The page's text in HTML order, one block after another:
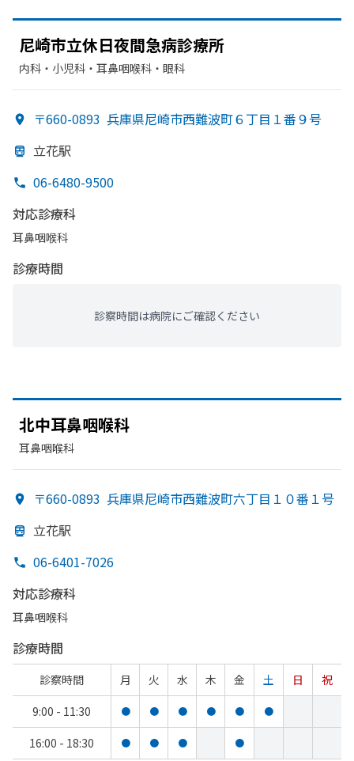
尼崎市立休日夜間急病診療所
内科・​小児科・​耳鼻咽喉科・​眼科
〒660-0893 兵庫県尼崎市西難波町６丁目１番９号
立花駅
06-6480-9500
対応診療科
耳鼻咽喉科
診療時間
診察時間は病院にご確認ください
北中耳鼻咽喉科
耳鼻咽喉科
〒660-0893 兵庫県尼崎市西難波町六丁目１０番１号
立花駅
06-6401-7026
対応診療科
耳鼻咽喉科
診療時間
診察時間 月 火 水 木 金 土 日
祝
9:00 - 11:30
● ● ● ● ● ●
16:00 - 18:30 ● ● ● ●